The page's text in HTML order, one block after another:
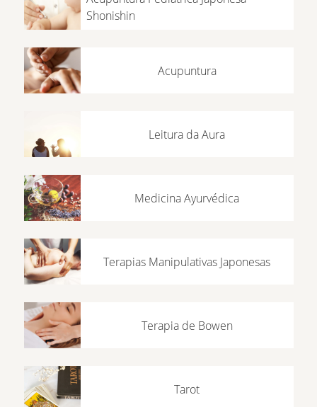
Shonishin
Acupuntura
Leitura da Aura
Medicina Ayurvédica
Terapias Manipulativas Japonesas
Terapia de Bowen
Tarot